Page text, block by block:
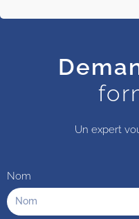
Un expert
Nom